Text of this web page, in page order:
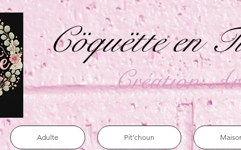
Cöquëtte en
Création
Adulte Pit'choun